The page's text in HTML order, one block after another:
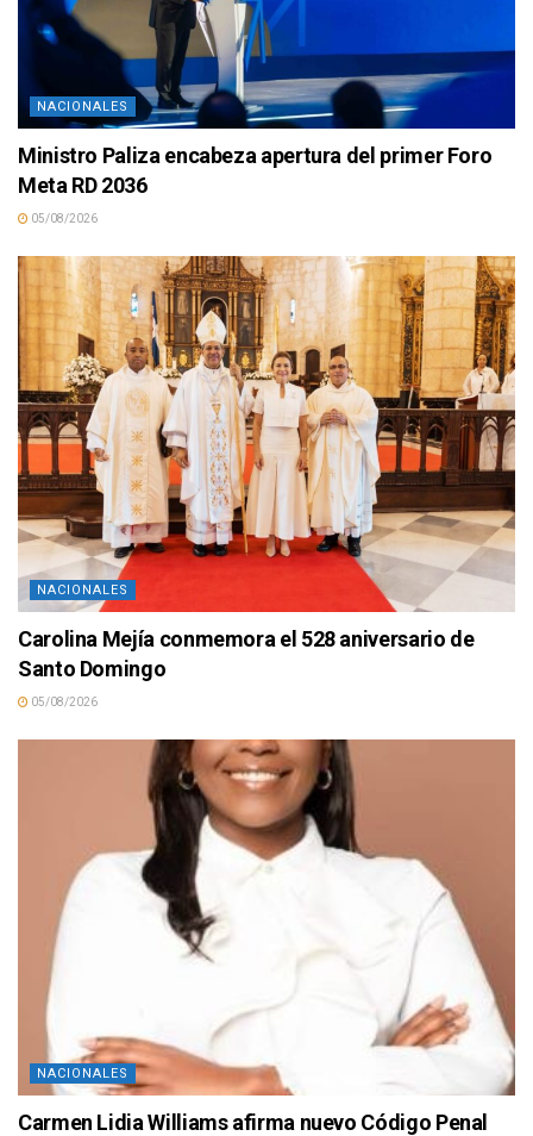
NACIONALES
Ministro Paliza encabeza apertura del primer Foro
Meta RD 2036
05/08/2026
NACIONALES
Carolina Mejía conmemora el 528 aniversario de
Santo Domingo
05/08/2026
NACIONALES
Carmen Lidia Williams afirma nuevo Código Penal